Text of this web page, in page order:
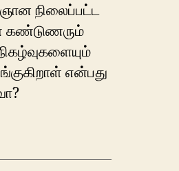
நிலைப்பட்ட
கண்டுணரும்
என்பது